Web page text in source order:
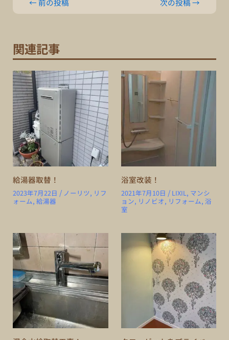
関連記事
給湯器取替！
2023年7月22日 / ノーリツ, リフ
ォーム, 給湯器
浴室改装！
2021年7月10日 / LIXIL, マンシ
ョン, リノビオ, リフォーム, 浴
室